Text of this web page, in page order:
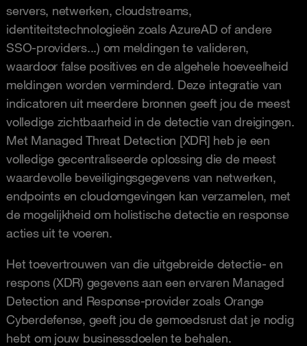
servers, netwerken, cloudstreams,
identiteitstechnologieën zoals AzureAD of andere
SSO-providers...) om meldingen te valideren,
waardoor false positives en de algehele hoeveelheid
meldingen worden verminderd. Deze integratie van
indicatoren uit meerdere bronnen geeft jou de meest
volledige zichtbaarheid in de detectie van dreigingen.
Met Managed Threat Detection [XDR] heb je een
volledige gecentraliseerde oplossing die de meest
waardevolle beveiligingsgegevens van netwerken,
endpoints en cloudomgevingen kan verzamelen, met
de mogelijkheid om holistische detectie en response
acties uit te voeren.
Het toevertrouwen van die uitgebreide detectie- en
respons (XDR) gegevens aan een ervaren Managed
Detection and Response-provider zoals Orange
Cyberdefense, geeft jou de gemoedsrust dat je nodig
hebt om jouw businessdoelen te behalen.